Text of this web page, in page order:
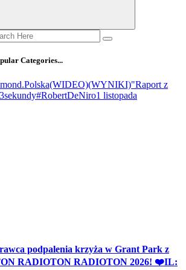
Categories...
.Polska(WIDEO)(WYNIKI)"Raport z
#RobertDeNiro1 listopada
podpalenia krzyża w Grant Park z
RADIOTON RADIOTON 2026! ❤️IL: